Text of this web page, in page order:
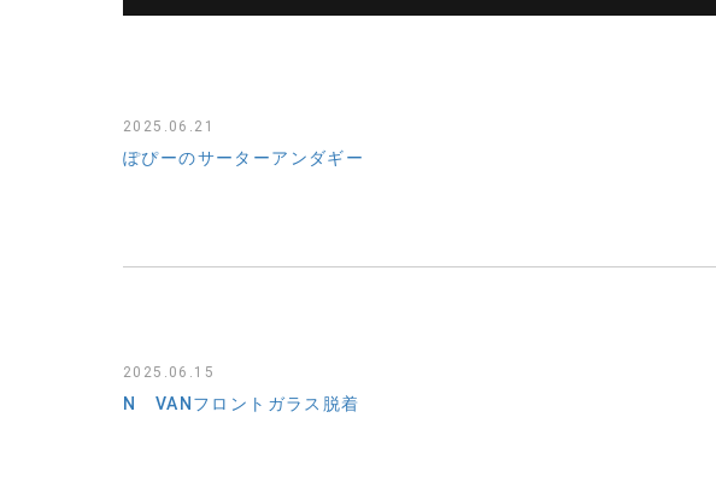
2025.06.21
ぽぴーのサーターアンダギー
2025.06.15
N VANフロントガラス脱着